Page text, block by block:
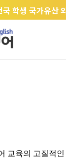
학생 국가유산
시 선 경복궁
교육의 고질적인